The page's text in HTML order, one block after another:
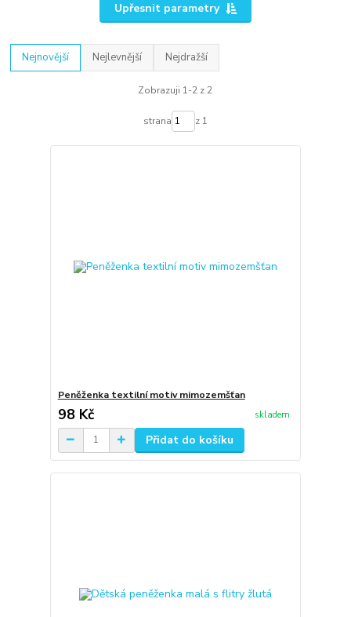
Upřesnit parametry
Nejnovější Nejlevnější Nejdražší
Zobrazuji 1-2 z 2
strana z 1
Peněženka textilní motiv mimozemšťan
98 Kč skladem
Přidat do košíku